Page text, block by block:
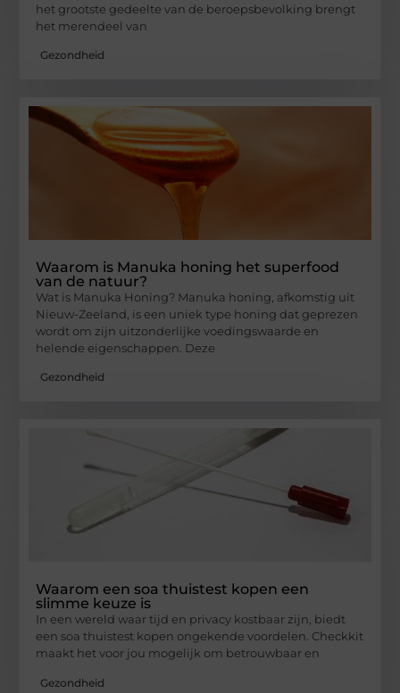
het grootste gedeelte van de beroepsbevolking brengt
het merendeel van
Gezondheid
Waarom is Manuka honing het superfood
van de natuur?
Wat is Manuka Honing? Manuka honing, afkomstig uit
Nieuw-Zeeland, is een uniek type honing dat geprezen
wordt om zijn uitzonderlijke voedingswaarde en
helende eigenschappen. Deze
Gezondheid
Waarom een soa thuistest kopen een
slimme keuze is
In een wereld waar tijd en privacy kostbaar zijn, biedt
een soa thuistest kopen ongekende voordelen. Checkkit
maakt het voor jou mogelijk om betrouwbaar en
Gezondheid